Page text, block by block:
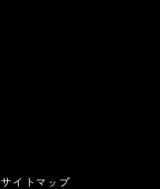
サイトマップ